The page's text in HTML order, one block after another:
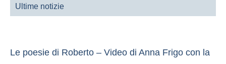
Ultime notizie
Le poesie di Roberto – Video di Anna Frigo con la